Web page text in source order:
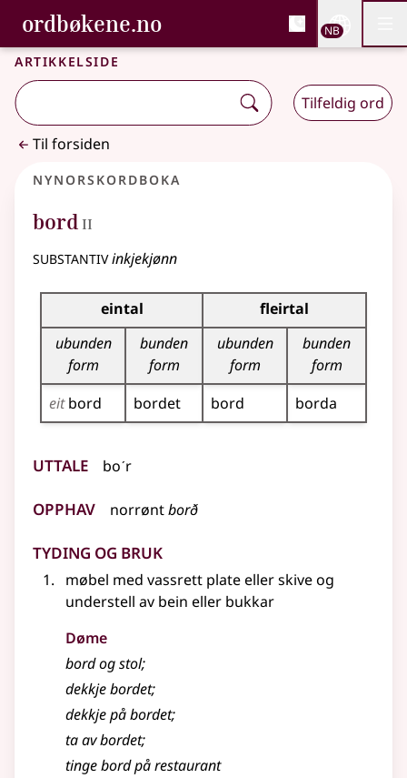
Gå til hovedinnhold
Tilgjengelighet
ordbøkene.no, Bokmålsordboka og
Bokmålsordboka og Nynorskordboka
NB
Artikkelside
Tilfeldig ord
Til forsiden
Nynorskordboka
bord 2
II
substantivinkjekjønn
Bøyningstabell for dette substantivet
eintal
fleirtal
ubunden
form
bunden
form
ubunden
form
bunden
form
eitbord bordet bord borda
Uttale boˊr
Opphav norrøntborð
Tyding og bruk
møbel med vassrett plateellerskive og
understell av bein eller bukkar
Døme
bord og stol;
dekkje bordet;
dekkje på bordet;
ta av bordet;
tinge bord på restaurant